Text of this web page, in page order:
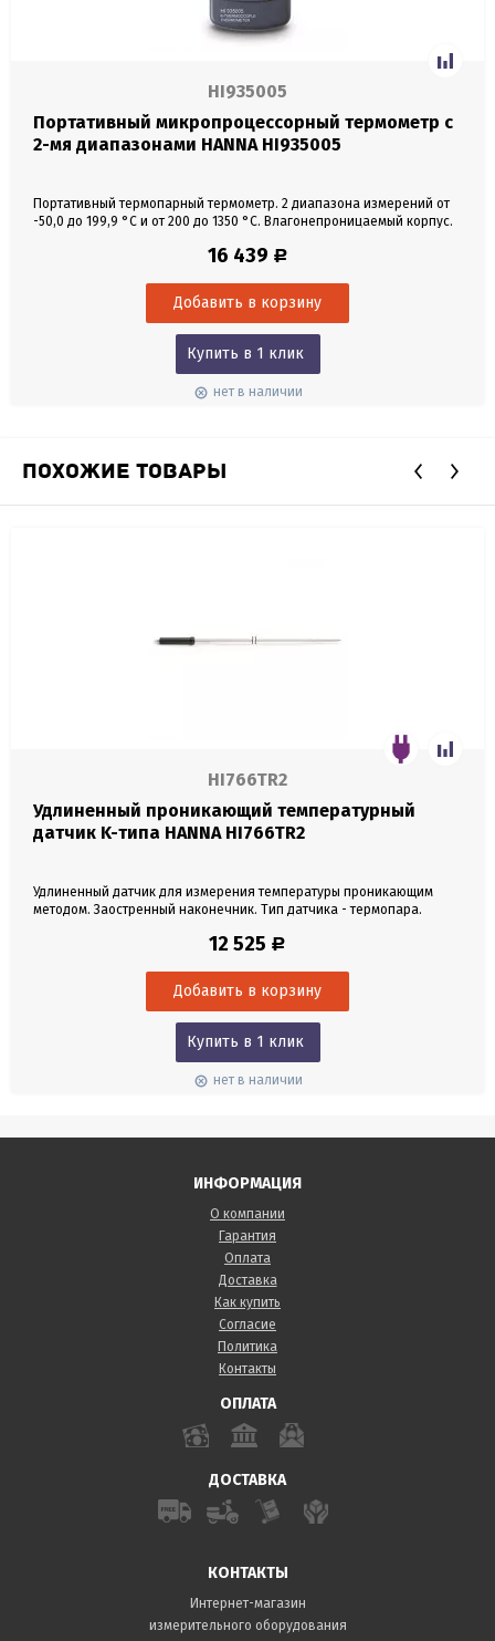
HI935005
Портативный микропроцессорный термометр с
2-мя диапазонами HANNA HI935005
Портативный термопарный термометр. 2 диапазона измерений от
-50,0 до 199,9 °С и от 200 до 1350 °С. Влагонепроницаемый корпус.
16 439 Р
Купить в 1 клик
нет в наличии
ПОХОЖИЕ ТОВАРЫ
HI766TR2
Удлиненный проникающий температурный
датчик K-типа HANNA HI766TR2
Удлиненный датчик для измерения температуры проникающим
методом. Заостренный наконечник. Тип датчика - термопара.
Диапазон измерений от 0 до 250°C. Кабель 1 м. Разъем K-типа.
12 525 Р
Купить в 1 клик
нет в наличии
ИНФОРМАЦИЯ
О компании
Гарантия
Оплата
Доставка
Как купить
Согласие
Политика
Контакты
ОПЛАТА
ДОСТАВКА
КОНТАКТЫ
Интернет-магазин
измерительного оборудования